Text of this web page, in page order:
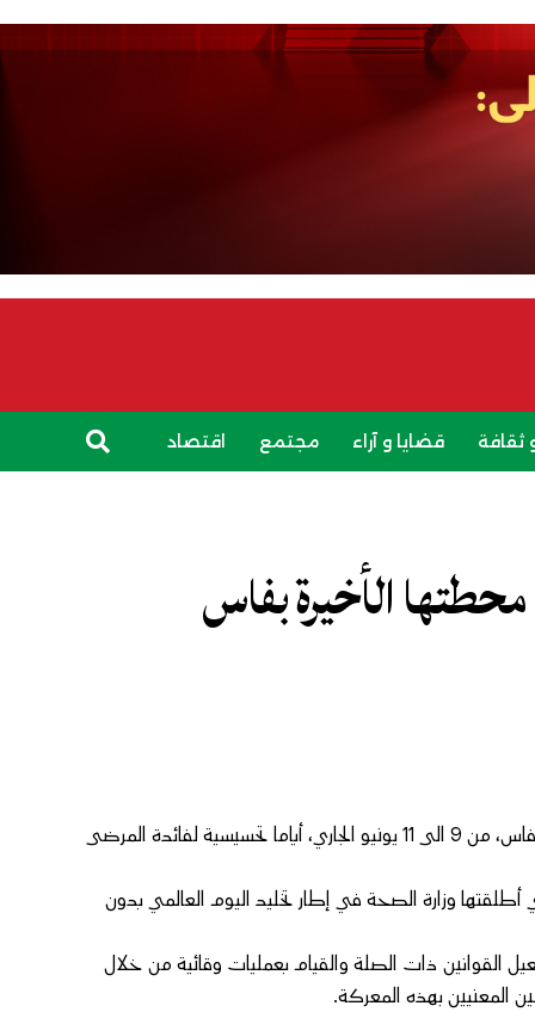
ثقافة قضايا و آراء مجتمع اقتصاد
الأخيرة بفاس
تنظم لجنة مكافحة التدخين للمركز الاستشفائي الجامعي الحسن الثاني بفاس، من 9 الى 11 يونيو الجاري، أياما تحسيسية لفائدة المرضى
وزارة الصحة في إطار تخليد اليوم العالمي بدون
القوانين ذات الصلة والقيام بعمليات وقائية من خلال
المعنيين بهذه المعركة.